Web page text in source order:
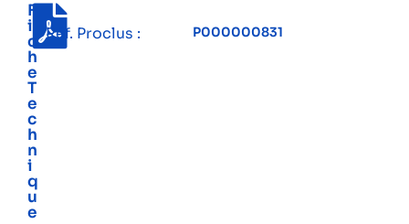
F
i
c
h
e
T
e
c
h
n
i
q
u
e
Réf. Proclus : P000000831